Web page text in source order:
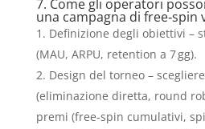
7. Come gli operatori
una campagna di free‑spin
Definizione degli obiettivi –
(MAU, ARPU, retention a 7 gg).
Design del torneo –
(eliminazione diretta, round
premi (free‑spin cumulativi,